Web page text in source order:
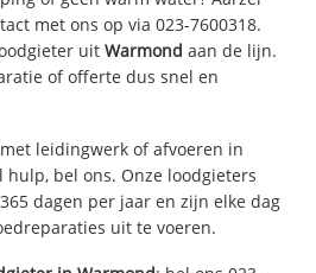
met ons op via 023-7600318.
uitWarmond aan de lijn.
of offerte dus snel en
leidingwerk of afvoeren in
hulp, bel ons. Onze loodgieters
dagen per jaar en zijn elke dag
uit te voeren.